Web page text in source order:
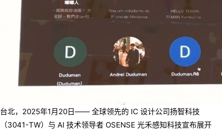
台北，2025年1月20日—— 全球领先的 IC 设计公司扬智科技
（3041-TW）与 AI 技术领导者 OSENSE 光禾感知科技宣布展开